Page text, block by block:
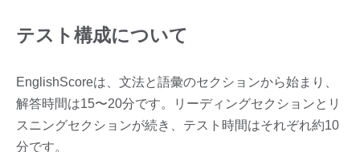
テスト構成について
EnglishScoreは、文法と語彙のセクションから始まり、
解答時間は15〜20分です。リーディングセクションとリ
スニングセクションが続き、テスト時間はそれぞれ約10
分です。